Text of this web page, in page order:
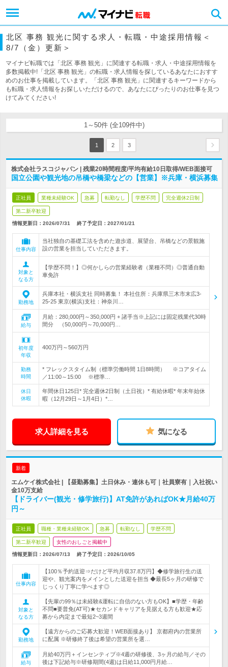
北区 事務 観光に関する求人・転職・中途採用情報＜
8/7（金）更新＞
マイナビ転職では「北区 事務 観光」に関連する転職・求人・中途採用情報を
多数掲載中!「北区 事務 観光」の転職・求人情報を探しているあなたにおすす
めのお仕事を掲載しています。「北区 事務 観光」に関連するキーワードから
も転職・求人情報をお探しいただけるので、あなたにぴったりのお仕事を見つ
けてみてください!
1～50件 (全109件中)
1 2 3
株式会社ラスコジャパン | 残業20時間程度/平均有給10日取得/WEB面接可
国立公園や観光地の吊橋や橋梁などの【営業】※兵庫・横浜募集
正社員 業種未経験OK 急募 転勤なし 学歴不問 完全週休2日制
第二新卒歓迎
情報更新日：2026/07/31 終了予定日： 2027/01/21
仕事内容
当社独自の基礎工法を含めた遊歩道、展望台、吊橋などの景観施
設の営業を担当していただきます。
対象と
なる方
【学歴不問！】◎何かしらの営業経験者（業種不問）◎普通自動
車免許
勤務地
兵庫本社・横浜支社 同時募集！ 本社住所：兵庫県三木市末広3-
25-25 東京(横浜)支社：神奈川…
給与
月給：280,000円～350,000円 + 諸手当※上記には固定残業代30時
間分 （50,000円～70,000円…
初年度
年収
400万円～560万円
勤務
時間
* フレックスタイム制（標準労働時間 1日8時間） ※コアタイム
／11:00～15:00 ※標準…
休日
休暇
年間休日125日* 完全週休2日制（土日祝）* 有給休暇* 年末年始休
暇（12月29日～1月4日）*…
求人詳細を見る 気になる
新着
エムケイ株式会社 | 【昼勤募集】土日休み・連休も可｜社員寮有｜入社祝い
金10万支給
【ドライバー(観光・修学旅行)】AT免許があればOK★月給40万
円～
正社員 職種・業種未経験OK 急募 転勤なし 学歴不問
第二新卒歓迎 女性のおしごと掲載中
情報更新日：2026/07/13 終了予定日： 2026/10/05
仕事内容
【100％予約送迎⇒だけど平均月収37.8万円】◆修学旅行生の送
迎や、観光案内をメインとした送迎を担当 ◆最長5ヶ月の研修で
じっくり丁寧に学べます◎
対象と
なる方
【先輩の99％は未経験&運転に自信のない方もOK】■学歴・年齢
不問■要普免(AT可)★セカンドキャリアを見据える方も歓迎★応
募から内定まで最短2~3週間
勤務地
【遠方からのご応募大歓迎！WEB面接あり】 京都府内の営業所
に配属 ※研修終了後は希望の営業所を選…
給与
月給40万円＋インセンティブ※4週の研修後、3ヶ月の給与／その
後は下記給与※研修期間(4週)は日給11,000円月給…